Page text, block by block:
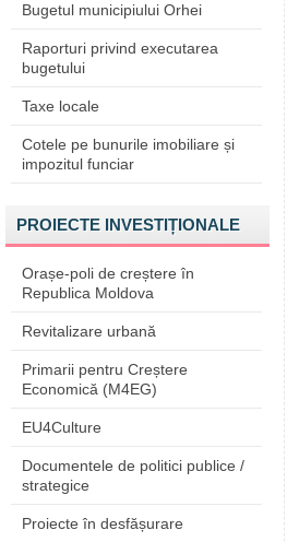
Bugetul municipiului Orhei
Raporturi privind executarea
bugetului
Taxe locale
Cotele pe bunurile imobiliare și
impozitul funciar
PROIECTE INVESTIȚIONALE
Orașe-poli de creștere în
Republica Moldova
Revitalizare urbană
Primarii pentru Creștere
Economică (M4EG)
EU4Culture
Documentele de politici publice /
strategice
Proiecte în desfășurare